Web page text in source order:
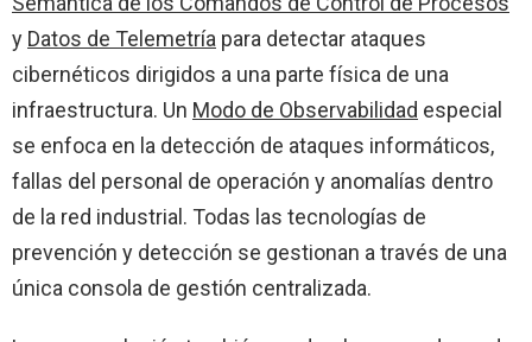
y Datos de Telemetría para detectar ataques
cibernéticos dirigidos a una parte física de una
infraestructura. Un Modo de Observabilidad especial
se enfoca en la detección de ataques informáticos,
fallas del personal de operación y anomalías dentro
de la red industrial. Todas las tecnologías de
prevención y detección se gestionan a través de una
única consola de gestión centralizada.